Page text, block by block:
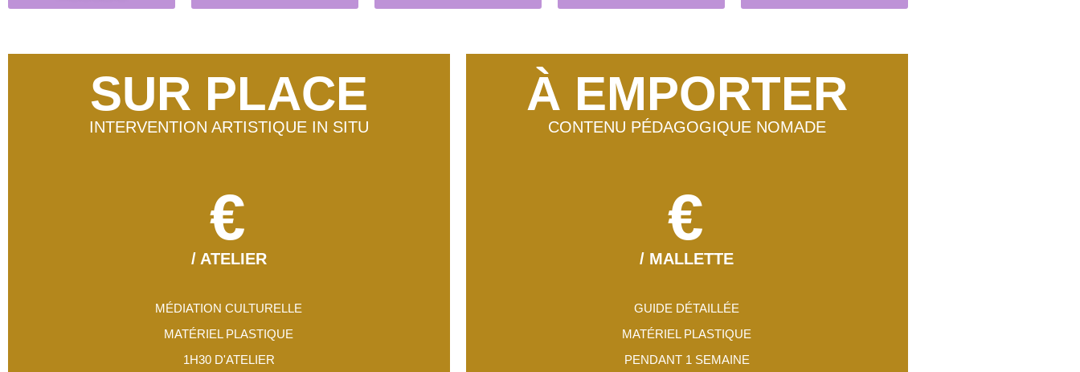
SUR PLACE
INTERVENTION ARTISTIQUE IN SITU
€
/ ATELIER
MÉDIATION CULTURELLE
MATÉRIEL PLASTIQUE
1H30 D'ATELIER
À EMPORTER
CONTENU PÉDAGOGIQUE NOMADE
€
/ MALLETTE
GUIDE DÉTAILLÉE
MATÉRIEL PLASTIQUE
PENDANT 1 SEMAINE